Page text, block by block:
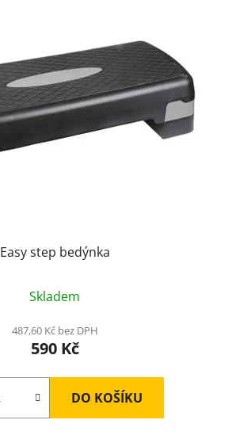
Easy step bedýnka
Skladem
487,60 Kč bez DPH
590 Kč
DO KOŠÍKU